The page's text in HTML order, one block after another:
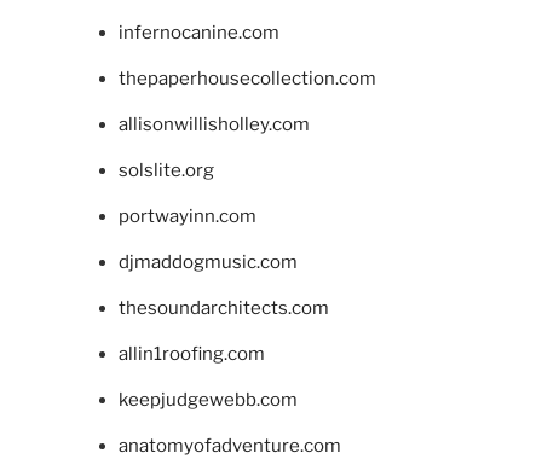
infernocanine.com
thepaperhousecollection.com
allisonwillisholley.com
solslite.org
portwayinn.com
djmaddogmusic.com
thesoundarchitects.com
allin1roofing.com
keepjudgewebb.com
anatomyofadventure.com